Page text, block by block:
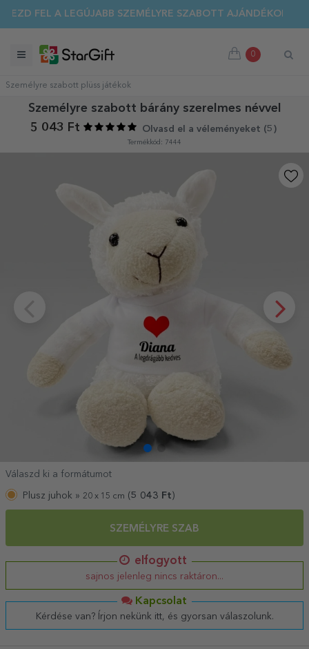
FEL A LEGÚJABB SZEMÉLYRE SZABOTT AJÁNDÉKOKAT!
0
Személyre szabott plüss játékok
Személyre szabott bárány szerelmes névvel
5 043 Ft
Olvasd el a véleményeket (5 )
Termékkód: 7444
Válaszd ki a formátumot
Plusz juhok » 20 x 15 cm (5 043 Ft )
SZEMÉLYRE SZAB
elfogyott
sajnos jelenleg nincs raktáron...
Kapcsolat
Kérdése van? Írjon nekünk itt, és gyorsan válaszolunk.